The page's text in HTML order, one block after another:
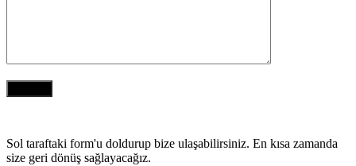
Sol taraftaki form'u doldurup bize ulaşabilirsiniz. En kısa zamanda
size geri dönüş sağlayacağız.